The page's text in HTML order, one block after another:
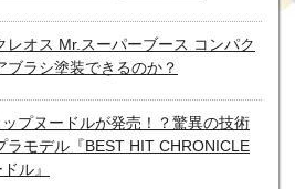
レオス Mr.スーパーブース コンパク
ブラシ塗装できるのか？
プヌードルが発売！？驚異の技術
ラモデル『BEST HIT CHRONICLE
ル』